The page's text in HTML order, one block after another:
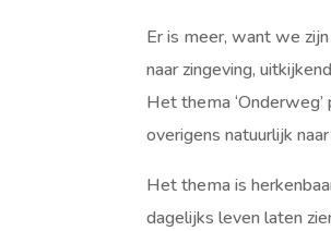
Er is meer, want we
naar zingeving,
Het thema
overigens natuurlijk
Het thema is
dagelijks leven laten